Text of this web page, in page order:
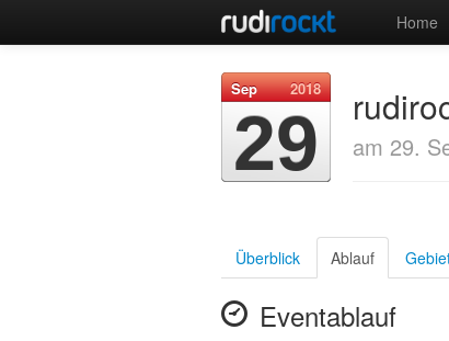
Home
2018
Sep
29 am 29.
Überblick Ablauf
Eventablauf